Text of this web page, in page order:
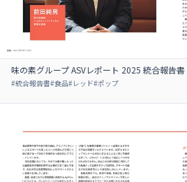
味の素グループ ASVレポート 2025 統合報告書
#統合報告書#食品#レッド#ポップ